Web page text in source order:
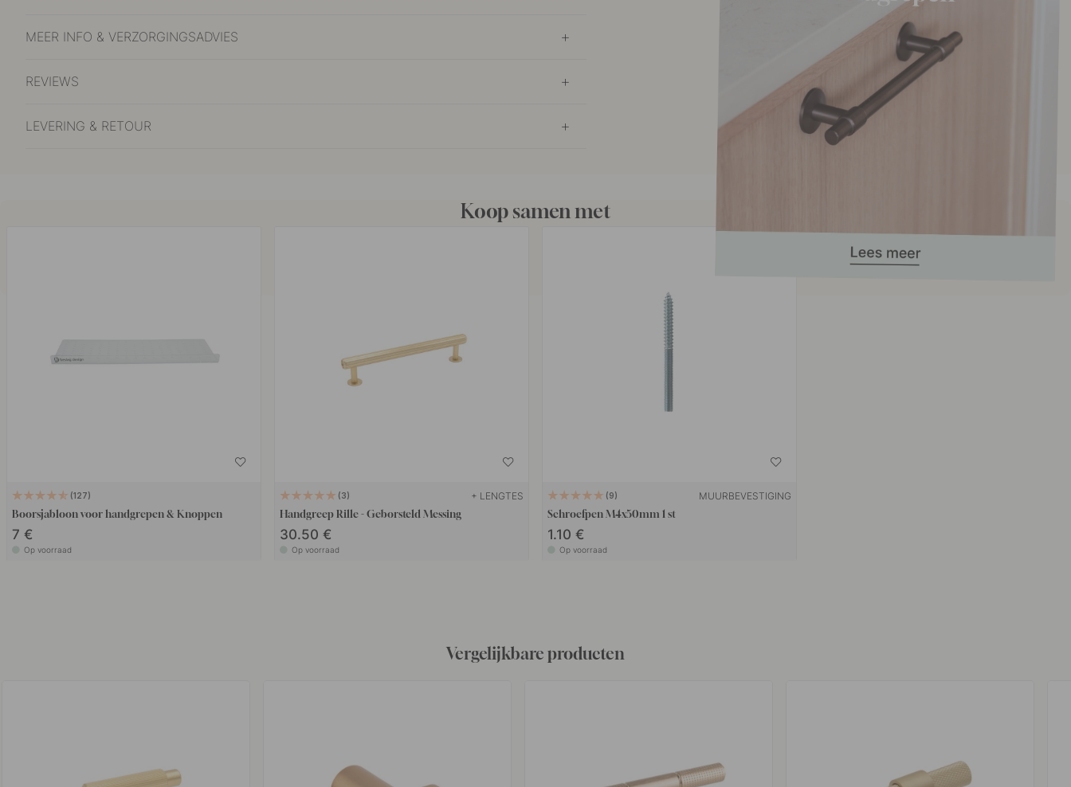
MEER INFO & VERZORGINGSADVIES
REVIEWS
LEVERING & RETOUR
Koop samen met
127
Boorsjabloon voor handgrepen & Knoppen
7 €
Op voorraad
3 + LENGTES
Handgreep Rille - Geborsteld Messing
30.50 €
Op voorraad
9 MUURBEVESTIGING
Schroefpen M4x50mm 1 st
1.10 €
Op voorraad
Vergelijkbare producten